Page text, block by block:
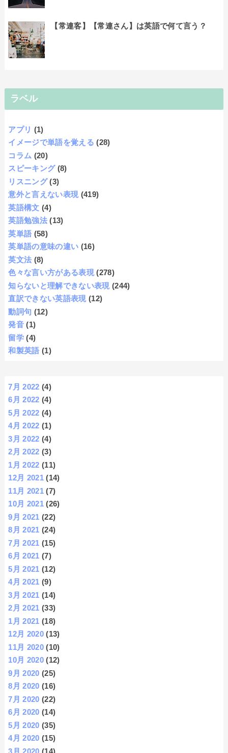
【常連客】【常連さん】は英語で何て言う？
ラベル
アプリ (1)
イメージで単語を覚える (28)
コラム (20)
スピーキング (8)
リスニング (3)
意外と言えない表現 (419)
英語構文 (4)
英語勉強法 (13)
英単語 (58)
英単語の意味の違い (16)
英文法 (8)
色々な言い方がある表現 (278)
知らないと理解できない表現 (244)
直訳できない英語表現 (12)
動詞句 (12)
発音 (1)
留学 (4)
和製英語 (1)
7月 2022 (4)
6月 2022 (4)
5月 2022 (4)
4月 2022 (1)
3月 2022 (4)
2月 2022 (3)
1月 2022 (11)
12月 2021 (14)
11月 2021 (7)
10月 2021 (26)
9月 2021 (22)
8月 2021 (24)
7月 2021 (15)
6月 2021 (7)
5月 2021 (12)
4月 2021 (9)
3月 2021 (14)
2月 2021 (33)
1月 2021 (18)
12月 2020 (13)
11月 2020 (10)
10月 2020 (12)
9月 2020 (25)
8月 2020 (16)
7月 2020 (22)
6月 2020 (14)
5月 2020 (35)
4月 2020 (15)
3月 2020 (14)